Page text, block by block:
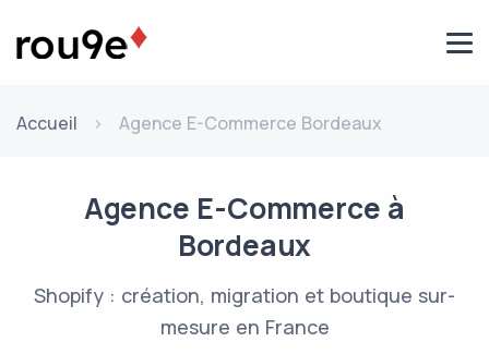
Accueil Agence E-Commerce Bordeaux
Agence E-Commerce à
Bordeaux
Shopify : création, migration et boutique sur-
mesure en France